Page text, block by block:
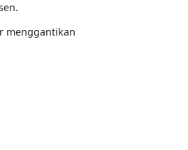
menggantikan